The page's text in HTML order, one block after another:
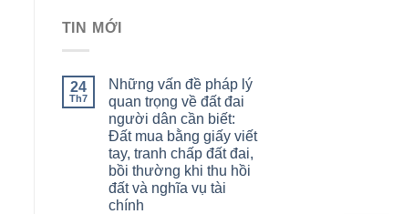
TIN MỚI
24
Th7
Những vấn đề pháp lý
quan trọng về đất đai
người dân cần biết:
Đất mua bằng giấy viết
tay, tranh chấp đất đai,
bồi thường khi thu hồi
đất và nghĩa vụ tài
chính